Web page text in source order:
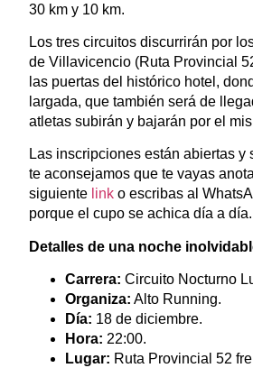
30 km y 10 km.
Los tres circuitos discurrirán por
de Villavicencio (Ruta Provincial
las puertas del histórico hotel,
largada, que también será de
atletas subirán y bajarán por el
Las inscripciones están abiertas y
te aconsejamos que te vayas
siguiente linko escribas al
porque el cupo se achica día a día.
Detalles de una noche
Carrera: Circuito Nocturno
Organiza: Alto Running.
Día: 18 de diciembre.
Hora: 22:00.
Lugar: Ruta Provincial 52